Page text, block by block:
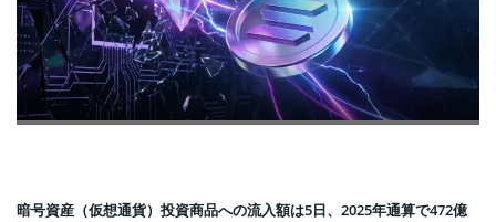
暗号資産（仮想通貨）投資商品への流入額は5日、2025年通算で472億